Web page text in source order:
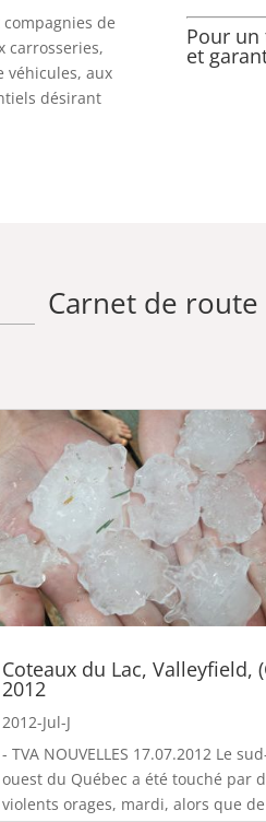
compagnies de
carrosseries,
véhicules, aux
désirant
Pour un
et
Carnet de route
Coteaux du Lac, Valleyfield,
2012
2012-Jul-J
- TVA NOUVELLES 17.07.2012 Le
ouest du Québec a été touché par
violents orages, mardi, alors que